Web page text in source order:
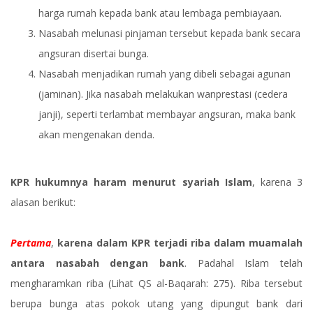
harga rumah kepada bank atau lembaga pembiayaan.
Nasabah melunasi pinjaman tersebut kepada bank secara
angsuran disertai bunga.
Nasabah menjadikan rumah yang dibeli sebagai agunan
(jaminan). Jika nasabah melakukan wanprestasi (cedera
janji), seperti terlambat membayar angsuran, maka bank
akan mengenakan denda.
KPR hukumnya haram menurut syariah Islam, karena 3
alasan berikut:
Pertama, karena dalam KPR terjadi riba dalam muamalah
antara nasabah dengan bank. Padahal Islam telah
mengharamkan riba (Lihat QS al-Baqarah: 275). Riba tersebut
berupa bunga atas pokok utang yang dipungut bank dari